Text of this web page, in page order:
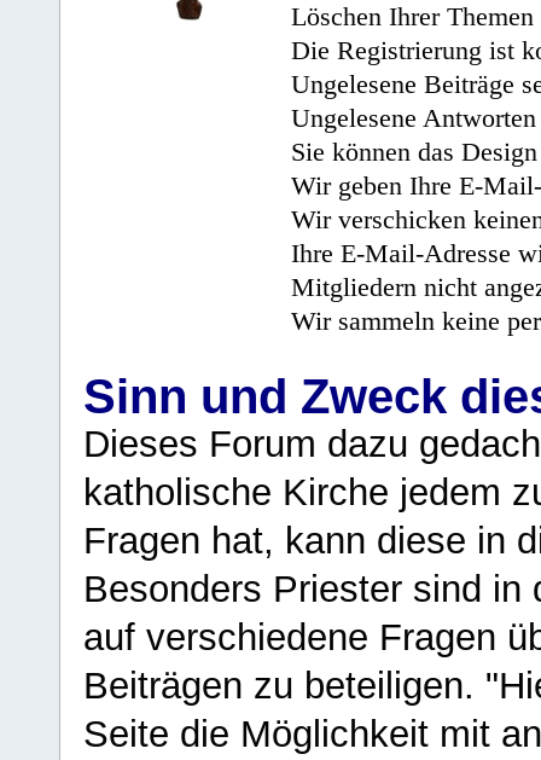
Löschen Ihrer
Die Registrierung ist
Ungelesene Beiträge
Ungelesene
Sie können das
Wir geben Ihre E-
Wir verschicken
Ihre E-Mail-Adresse
Mitgliedern nicht
Wir sammeln keine
Sinn und Zweck
Dieses Forum dazu
katholische Kirche jedem
Fragen hat, kann diese in
Besonders Priester sind in
auf verschiedene Fragen
Beiträgen zu beteiligen.
Seite die Möglichkeit mit